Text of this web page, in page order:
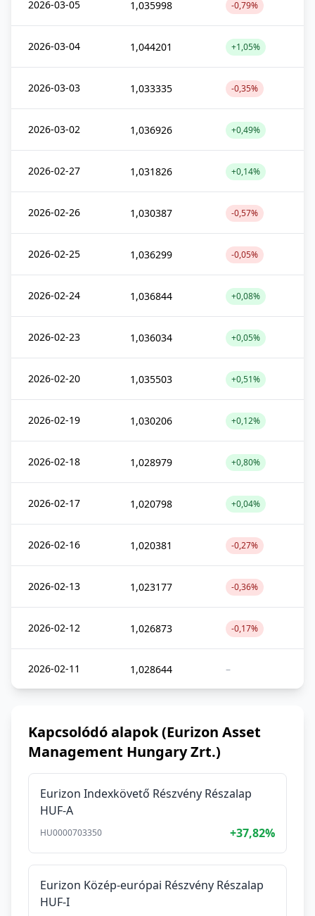
2026-03-05 1,035998 -0,79%
2026-03-04 1,044201 +1,05%
2026-03-03 1,033335 -0,35%
2026-03-02 1,036926 +0,49%
2026-02-27 1,031826 +0,14%
2026-02-26 1,030387 -0,57%
2026-02-25 1,036299 -0,05%
2026-02-24 1,036844 +0,08%
2026-02-23 1,036034 +0,05%
2026-02-20 1,035503 +0,51%
2026-02-19 1,030206 +0,12%
2026-02-18 1,028979 +0,80%
2026-02-17 1,020798 +0,04%
2026-02-16 1,020381 -0,27%
2026-02-13 1,023177 -0,36%
2026-02-12 1,026873 -0,17%
2026-02-11 1,028644 –
Kapcsolódó alapok (Eurizon Asset
Management Hungary Zrt.)
Eurizon Indexkövető Részvény Részalap
HUF-A
HU0000703350 +37,82%
Eurizon Közép-európai Részvény Részalap
HUF-I